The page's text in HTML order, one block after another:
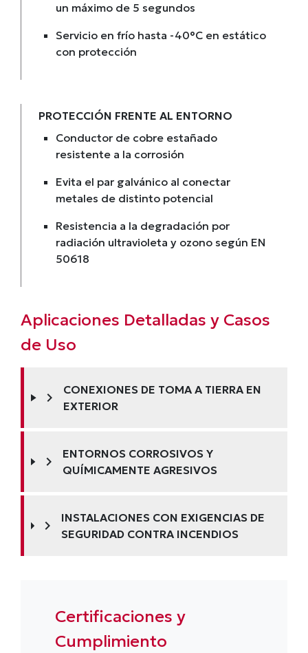
un máximo de 5 segundos
Servicio en frío hasta -40°C en estático
con protección
PROTECCIÓN FRENTE AL ENTORNO
Conductor de cobre estañado
resistente a la corrosión
Evita el par galvánico al conectar
metales de distinto potencial
Resistencia a la degradación por
radiación ultravioleta y ozono según EN
50618
Aplicaciones Detalladas y Casos
de Uso
chevron_right
CONEXIONES DE TOMA A TIERRA EN
EXTERIOR
chevron_right
ENTORNOS CORROSIVOS Y
QUÍMICAMENTE AGRESIVOS
chevron_right
INSTALACIONES CON EXIGENCIAS DE
SEGURIDAD CONTRA INCENDIOS
Certificaciones y
Cumplimiento